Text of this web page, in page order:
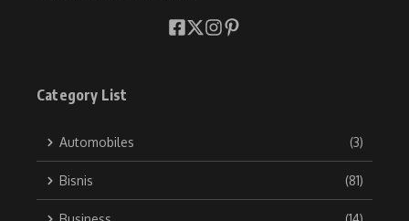
Category List
Automobiles (3)
Bisnis (81)